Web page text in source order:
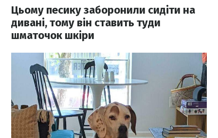
Цьому песику заборонили сидіти на
дивані, тому він ставить туди
шматочок шкіри